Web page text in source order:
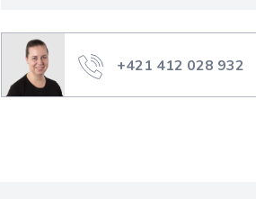
+421 412 028 932